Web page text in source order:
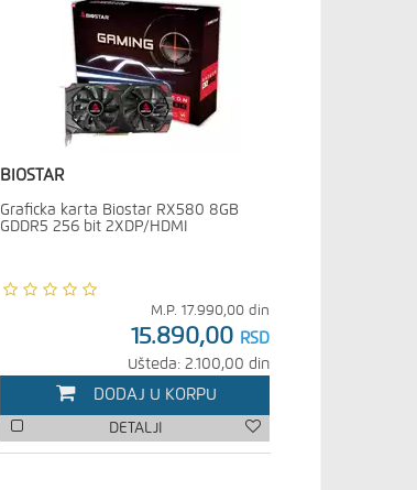
BIOSTAR
Graficka karta Biostar RX580 8GB
GDDR5 256 bit 2XDP/HDMI
M.P. 17.990,00 din
15.890,00 RSD
Ušteda: 2.100,00 din
DODAJ U KORPU
DETALJI